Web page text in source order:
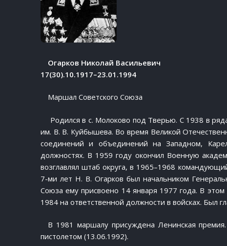
Огарков Николай Васильевич
17(30).10.1917–23.01.1994
Маршал Советского Союза
Родился в с. Молоково под Тверью. С 1938 в
им. В. В. Куйбышева. Во время Великой
соединений и объединений на Западном,
должностях. В 1959 году окончил Военную
возглавлял штаб округа, в 1965–1968
7-ми лет Н. В. Огарков был начальником
Союза ему присвоено 14 января 1977 года. В
1984 на ответственной должности в войсках. Был
В 1981 маршалу присуждена Ленинская
пистолетом (13.06.1992).